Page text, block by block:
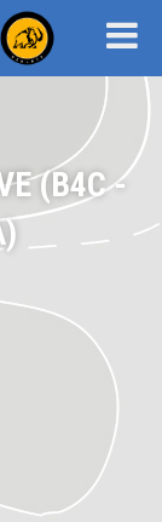
(B4C -